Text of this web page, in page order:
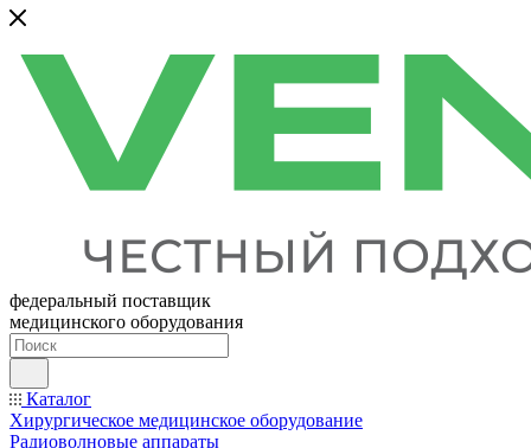
федеральный поставщик
медицинского оборудования
Каталог
Хирургическое медицинское оборудование
Радиоволновые аппараты